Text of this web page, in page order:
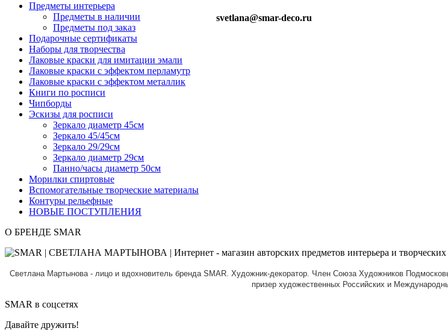
svetlana@smar-deco.ru
Предметы интерьера
Предметы в наличии
Предметы под заказ
Подарочные сертификаты
Наборы для творчества
Лаковые краски для имитации эмали
Лаковые краски с эффектом перламутр
Лаковые краски с эффектом металлик
Книги по росписи
Чипборды
Эскизы для росписи
Зеркало диаметр 45см
Зеркало 45/45см
Зеркало 29/29см
Зеркало диаметр 29см
Панно/часы диаметр 50см
Морилки спиртовые
Вспомогательные творческие материалы
Контуры рельефные
НОВЫЕ ПОСТУПЛЕНИЯ
О БРЕНДЕ SMAR
Светлана Мартынова - лицо и вдохновитель бренда SMAR. Художник-декоратор. Член Союза Художников
призер художественных Российских и
SMAR в соцсетях
Давайте дружить!